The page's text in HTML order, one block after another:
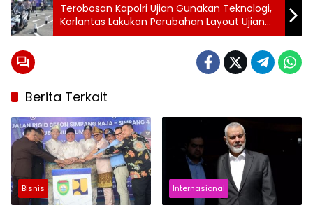
Terobosan Kapolri Ujian Gunakan Teknologi,
Korlantas Lakukan Perubahan Layout Ujian
SIM
Berita Terkait
Bisnis Internasional